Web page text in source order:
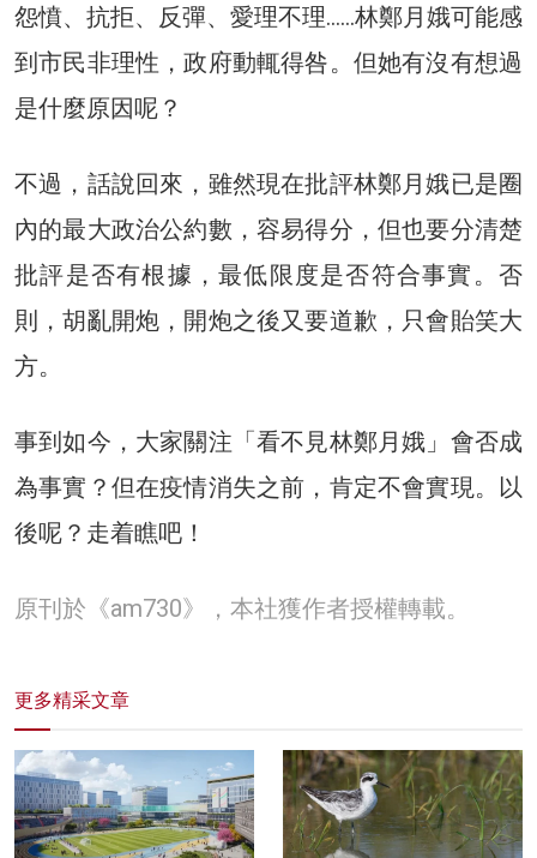
怨憤、抗拒、反彈、愛理不理……林鄭月娥可能感
到市民非理性，政府動輒得咎。但她有沒有想過
是什麼原因呢？
不過，話說回來，雖然現在批評林鄭月娥已是圈
內的最大政治公約數，容易得分，但也要分清楚
批評是否有根據，最低限度是否符合事實。否
則，胡亂開炮，開炮之後又要道歉，只會貽笑大
方。
事到如今，大家關注「看不見林鄭月娥」會否成
為事實？但在疫情消失之前，肯定不會實現。以
後呢？走着瞧吧！
原刊於《am730》，本社獲作者授權轉載。
更多精采文章